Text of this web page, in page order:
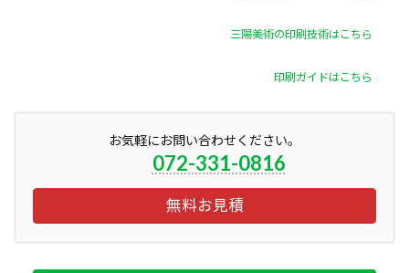
三陽美術の印刷技術はこちら
印刷ガイドはこちら
お気軽にお問い合わせください。
072-331-0816
無料お見積